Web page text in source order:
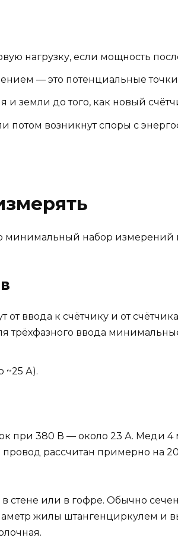
нагрузку, если мощность
— это потенциальные точки
земли до того, как новый
потом возникнут споры с
минимальный набор измерений
ввода к счётчику и от
трёхфазного ввода
~25 А).
при 380 В — около 23 А. Меди 4
рассчитан примерно на
стене или в гофре. Обычно
жилы штангенциркулем и